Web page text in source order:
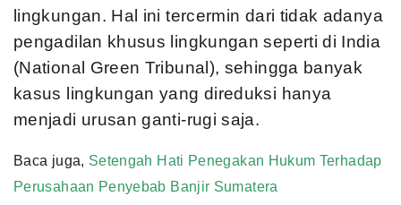
lingkungan. Hal ini tercermin dari tidak adanya
pengadilan khusus lingkungan seperti di India
(National Green Tribunal), sehingga banyak
kasus lingkungan yang direduksi hanya
menjadi urusan ganti-rugi saja.
Baca juga, Setengah Hati Penegakan Hukum Terhadap
Perusahaan Penyebab Banjir Sumatera